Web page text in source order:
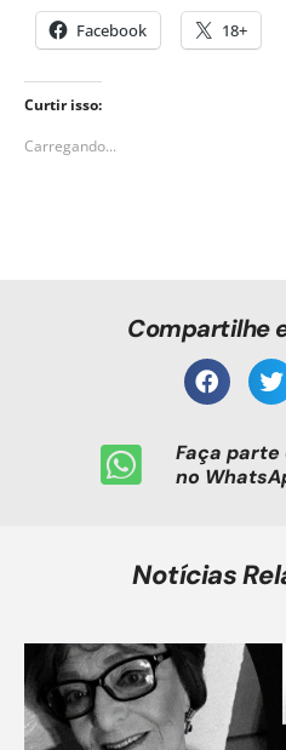
Facebook 18+
Curtir isso:
Carregando...
Compartilhe
Faça parte
no
Notícias